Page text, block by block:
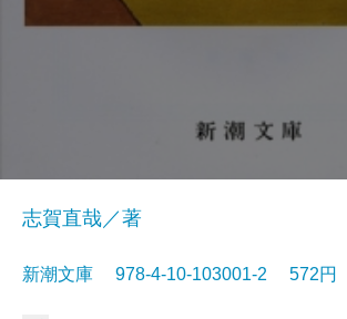
志賀直哉／著
新潮文庫 978-4-10-103001-2 572円